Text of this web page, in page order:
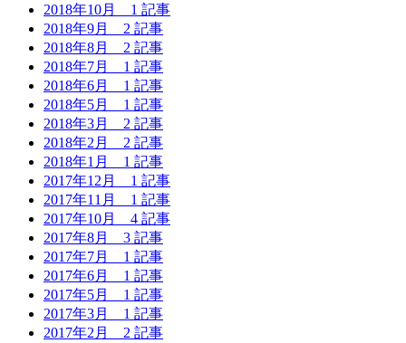
2018年10月 1 記事
2018年9月 2 記事
2018年8月 2 記事
2018年7月 1 記事
2018年6月 1 記事
2018年5月 1 記事
2018年3月 2 記事
2018年2月 2 記事
2018年1月 1 記事
2017年12月 1 記事
2017年11月 1 記事
2017年10月 4 記事
2017年8月 3 記事
2017年7月 1 記事
2017年6月 1 記事
2017年5月 1 記事
2017年3月 1 記事
2017年2月 2 記事